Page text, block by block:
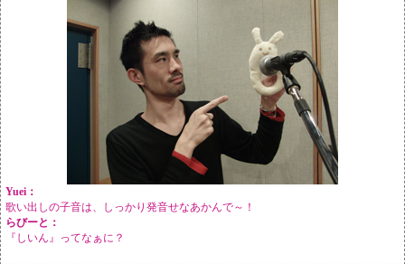
Yuei：
歌い出しの子音は、しっかり発音せなあかんで～！
らびーと：
『しいん』ってなぁに？